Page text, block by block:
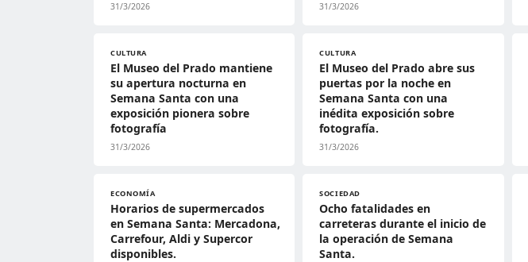
31/3/2026 31/3/2026
CULTURA
El Museo del Prado mantiene
su apertura nocturna en
Semana Santa con una
exposición pionera sobre
fotografía
31/3/2026
CULTURA
El Museo del Prado abre sus
puertas por la noche en
Semana Santa con una
inédita exposición sobre
fotografía.
31/3/2026
ECONOMÍA
Horarios de supermercados
en Semana Santa: Mercadona,
Carrefour, Aldi y Supercor
disponibles.
SOCIEDAD
Ocho fatalidades en
carreteras durante el inicio de
la operación de Semana
Santa.